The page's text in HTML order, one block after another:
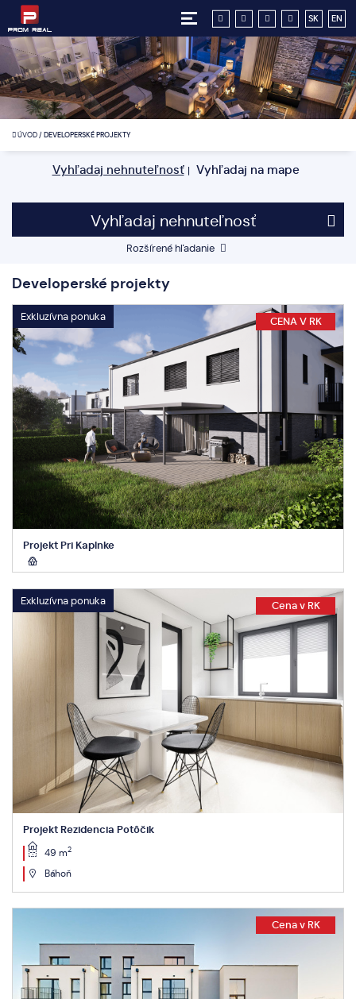
SK EN
ÚVOD/DEVELOPERSKÉ PROJEKTY
Vyhľadaj nehnuteľnosť | Vyhľadaj na mape
Vyhľadaj nehnuteľnosť
Rozšírené hľadanie
Developerské projekty
Exkluzívna ponuka CENA V RK
Projekt Pri Kaplnke
Exkluzívna ponuka Cena v RK
Projekt Rezidencia Potôčik
49 m2
Báhoň
Cena v RK